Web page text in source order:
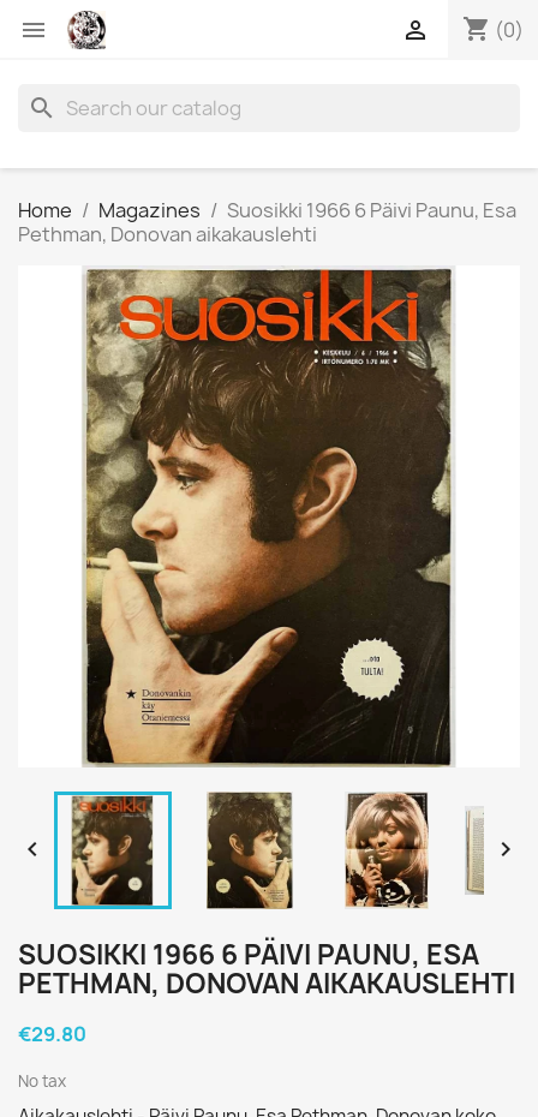
 shopping_cart (0)

search
Home Magazines
Suosikki 1966 6 Päivi Paunu, Esa
Pethman, Donovan aikakauslehti
 
SUOSIKKI 1966 6 PÄIVI PAUNU, ESA
PETHMAN, DONOVAN AIKAKAUSLEHTI
€29.80
No tax